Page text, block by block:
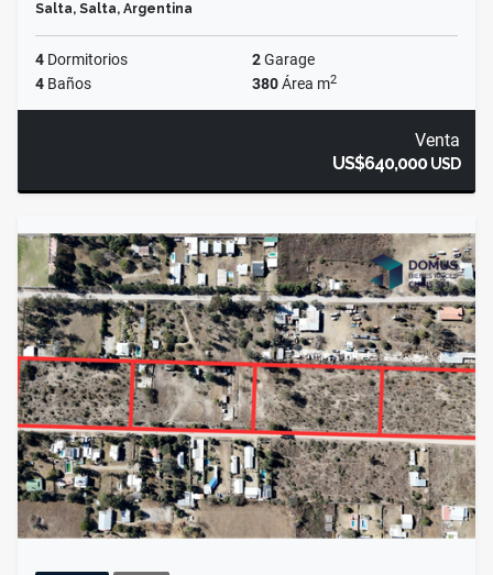
Salta, Salta, Argentina
4 Dormitorios 2Garage
4 Baños 380Área m2
Venta
US$640,000USD